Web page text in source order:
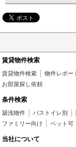
賃貸物件検索
賃貸物件検索 物件レポー
お部屋探し依頼
条件検索
築浅物件 バストイレ別
ファミリー向け
ペット可
当社について